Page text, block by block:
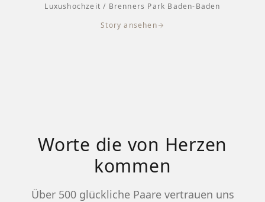
Luxushochzeit / Brenners Park Baden-Baden
Story ansehen
Worte die von Herzen
kommen
Über 500 glückliche Paare vertrauen uns